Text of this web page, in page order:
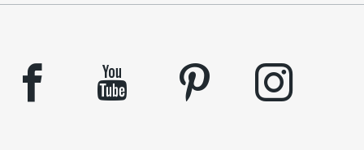
facebook youtube pinterest instagram